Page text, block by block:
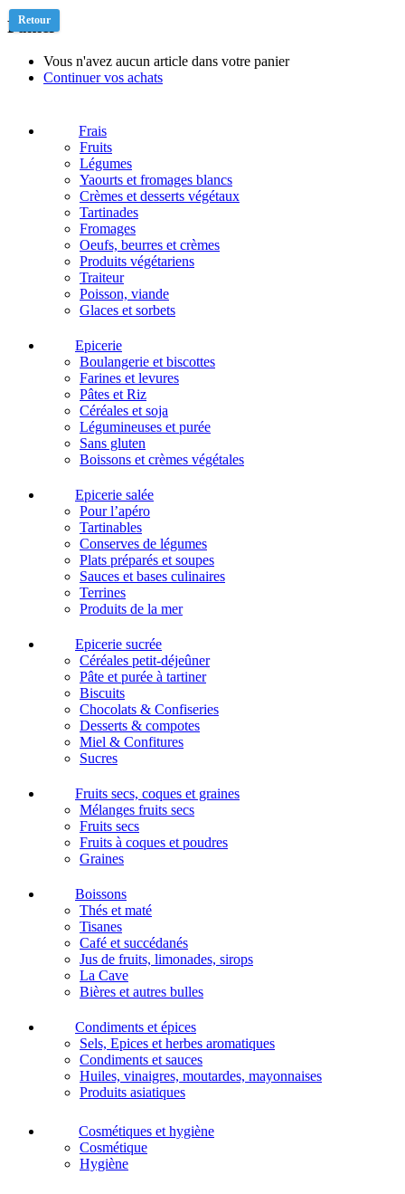
Panier
Vous n'avez aucun article dans votre panier
Continuer vos achats
Frais
Fruits
Légumes
Yaourts et fromages blancs
Crèmes et desserts végétaux
Tartinades
Fromages
Oeufs, beurres et crèmes
Produits végétariens
Traiteur
Poisson, viande
Glaces et sorbets
Epicerie
Boulangerie et biscottes
Farines et levures
Pâtes et Riz
Céréales et soja
Légumineuses et purée
Sans gluten
Boissons et crèmes végétales
Epicerie salée
Pour l’apéro
Tartinables
Conserves de légumes
Plats préparés et soupes
Sauces et bases culinaires
Terrines
Produits de la mer
Epicerie sucrée
Céréales petit-déjeûner
Pâte et purée à tartiner
Biscuits
Chocolats & Confiseries
Desserts & compotes
Miel & Confitures
Sucres
Fruits secs, coques et graines
Mélanges fruits secs
Fruits secs
Fruits à coques et poudres
Graines
Boissons
Thés et maté
Tisanes
Café et succédanés
Jus de fruits, limonades, sirops
La Cave
Bières et autres bulles
Condiments et épices
Sels, Epices et herbes aromatiques
Condiments et sauces
Huiles, vinaigres, moutardes, mayonnaises
Produits asiatiques
Cosmétiques et hygiène
Cosmétique
Hygiène
Retour